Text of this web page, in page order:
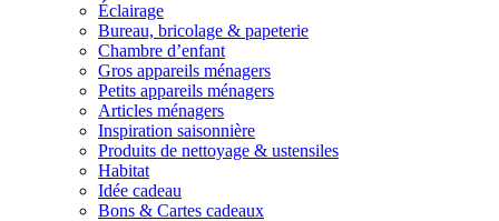
Éclairage
Bureau, bricolage & papeterie
Chambre d’enfant
Gros appareils ménagers
Petits appareils ménagers
Articles ménagers
Inspiration saisonnière
Produits de nettoyage & ustensiles
Habitat
Idée cadeau
Bons & Cartes cadeaux